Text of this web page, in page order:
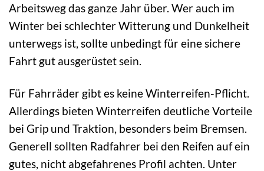
Arbeitsweg das ganze Jahr über. Wer auch im
Winter bei schlechter Witterung und Dunkelheit
unterwegs ist, sollte unbedingt für eine sichere
Fahrt gut ausgerüstet sein.
Für Fahrräder gibt es keine Winterreifen-Pflicht.
Allerdings bieten Winterreifen deutliche Vorteile
bei Grip und Traktion, besonders beim Bremsen.
Generell sollten Radfahrer bei den Reifen auf ein
gutes, nicht abgefahrenes Profil achten. Unter